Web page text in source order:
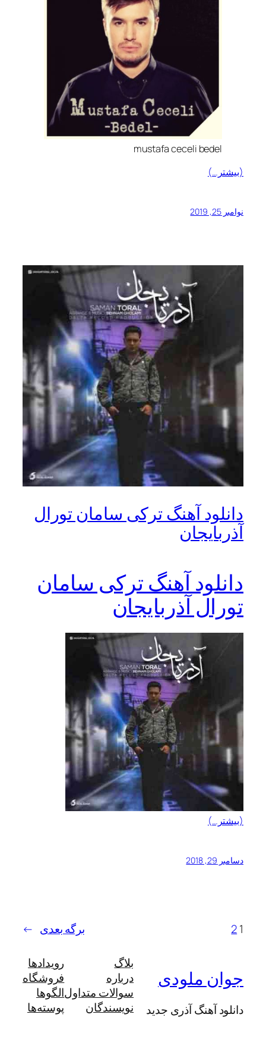
mustafa ceceli bedel
(بیشتر…)
نوامبر 25, 2019
دانلود آهنگ ترکی سامان تورال
آذربایجان
دانلود آهنگ ترکی سامان
تورال آذربایجان
(بیشتر…)
دسامبر 29, 2018
1
2 برگه بعدی →
جوان ملودی
دانلود آهنگ آذری جدید
بلاگ
درباره
سوالات متداول
نویسندگان
رویدادها
فروشگاه
الگوها
پوسته‌ها